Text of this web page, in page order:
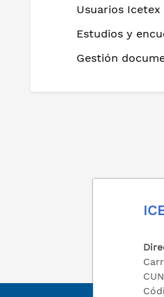
Usuarios Icetex
Estudios y
Gestión